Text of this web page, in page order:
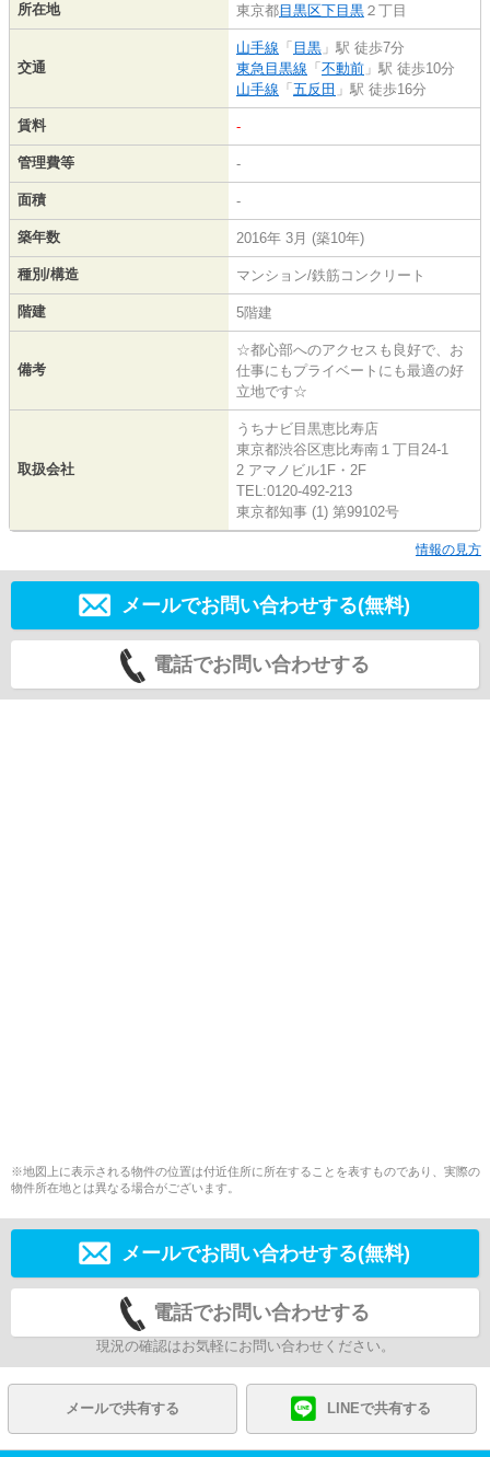
所在地 東京都目黒区下目黒 ２丁目
交通
山手線 「 目黒 」駅 徒歩7分
東急目黒線 「 不動前 」駅 徒歩10分
山手線 「 五反田 」駅 徒歩16分
賃料 -
管理費等 -
面積 -
築年数 2016年 3月 (築10年)
種別/構造 マンション/鉄筋コンクリート
階建 5階建
備考
☆都心部へのアクセスも良好で、お
仕事にもプライベートにも最適の好
立地です☆
取扱会社
うちナビ目黒恵比寿店
東京都渋谷区恵比寿南１丁目24-1
2 アマノビル1F・2F
TEL:0120-492-213
東京都知事 (1) 第99102号
情報の見方
メールでお問い合わせする(無料)
電話でお問い合わせする
※地図上に表示される物件の位置は付近住所に所在することを表すものであり、実際の
物件所在地とは異なる場合がございます。
メールでお問い合わせする(無料)
電話でお問い合わせする
現況の確認はお気軽にお問い合わせください。
メールで共有する LINEで共有する